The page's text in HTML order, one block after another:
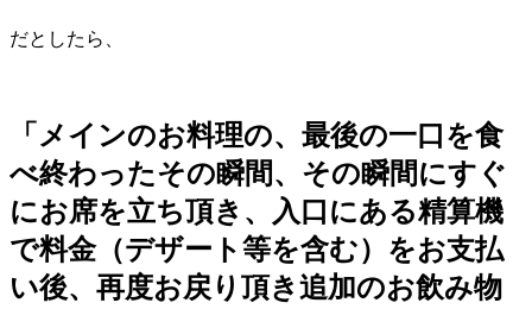
だとしたら、
「メインのお料理の、最後の一口を食
べ終わったその瞬間、その瞬間にすぐ
にお席を立ち頂き、入口にある精算機
で料金（デザート等を含む）をお支払
い後、再度お戻り頂き追加のお飲み物